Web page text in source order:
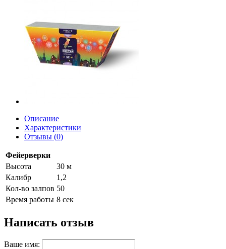
Описание
Характеристики
Отзывы (0)
Фейерверки
Высота
30 м
Калибр
1,2
Кол-во залпов 50
Время работы 8 сек
Написать отзыв
Ваше имя: